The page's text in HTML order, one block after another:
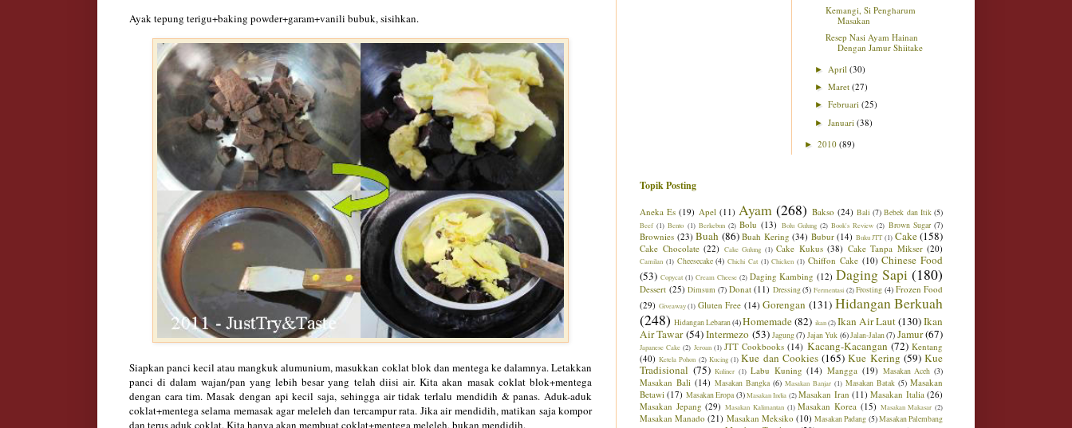
Ayak tepung terigu+baking powder+garam+vanili bubuk, sisihkan.
Siapkan panci kecil atau mangkuk alumunium, masukkan coklat blok dan mentega ke dalamnya. Letakkan
panci di dalam wajan/pan yang lebih besar yang telah diisi air. Kita akan masak coklat blok+mentega
dengan cara tim. Masak dengan api kecil saja, sehingga air tidak terlalu mendidih & panas. Aduk-aduk
coklat+mentega selama memasak agar meleleh dan tercampur rata. Jika air mendidih, matikan saja kompor
dan terus aduk coklat. Kita hanya akan membuat coklat+mentega meleleh, bukan mendidih.
Kemangi, Si Pengharum
Masakan
Resep Nasi Ayam Hainan
Dengan Jamur Shiitake
► April(30)
►Maret(27)
►Februari(25)
►Januari(38)
► 2010 (89)
Topik Posting
Aneka Es (19) Apel (11) Ayam (268) Bakso (24) Bali (7) Bebek dan Itik (5)
Beef (1) Bento (1) Berkebun (2) Bolu (13) Bolu Gulung (2) Book's Review (2) Brown Sugar (7)
Brownies (23) Buah (86) Buah Kering (34) Bubur (14) Buku JTT (1) Cake(158)
Cake Chocolate (22) Cake Gulung (1) Cake Kukus (38) Cake Tanpa Mikser (20)
Camilan (1) Cheesecake (4) Chichi Cat (1) Chicken (1) Chiffon Cake (10) Chinese Food
(53) Copycat (1) Cream Cheese (2) Daging Kambing (12) Daging Sapi (180)
Dessert (25) Dimsum (7) Donat (11) Dressing (5) Fermentasi (2) Frosting (4) Frozen Food
(29) Giveaway (1) Gluten Free (14) Gorengan (131) Hidangan Berkuah
(248) Hidangan Lebaran(4)Homemade(82) ikan (2) Ikan Air Laut(130)Ikan
Air Tawar (54)Intermezo (53) Jagung(7) Jajan Yuk (6)Jalan-Jalan(7) Jamur(67)
Japanese Cake (2) Jeroan (1) JTT Cookbooks (14) Kacang-Kacangan (72) Kentang
(40) Ketela Pohon (2) Kucing (1) Kue dan Cookies (165) Kue Kering (59) Kue
Tradisional (75) Kuliner (1) Labu Kuning (14) Mangga (19) Masakan Aceh (3)
Masakan Bali (14) Masakan Bangka (6) Masakan Banjar (1) Masakan Batak (5) Masakan
Betawi (17) Masakan Eropa (3) Masakan India (2) Masakan Iran (11) Masakan Italia (26)
Masakan Jepang (29) Masakan Kalimantan (1) Masakan Korea (15) Masakan Makasar (2)
Masakan Manado (21) Masakan Meksiko (10) Masakan Padang (5)Masakan Palembang